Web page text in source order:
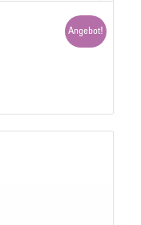
Angebot!